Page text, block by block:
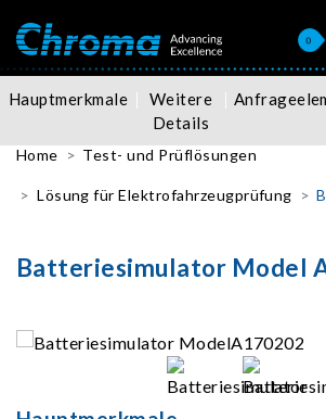
0
Hauptmerkmale
Weitere
Details
Home Test- und Prüflösungen
Lösung für Elektrofahrzeugprüfung
Batteriesimulator Model